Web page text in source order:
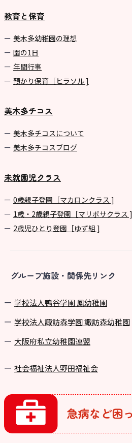
教育と保育
美⽊多幼稚園の理想
園の1⽇
年間⾏事
預かり保育［ヒラソル ]
美木多チコス
美⽊多チコスについて
美⽊多チコスブログ
未就園児クラス
0歳親子登園［マカロンクラス ]
1歳・2歳親子登園［マリポサクラス ]
2歳児ひとり登園［ゆず組 ]
グループ施設・関係先リンク
学校法⼈鴨⾕学園 鳳幼稚園
学校法⼈諏訪森学園 諏訪森幼稚園
⼤阪府私⽴幼稚園連盟
社会福祉法人野田福祉会